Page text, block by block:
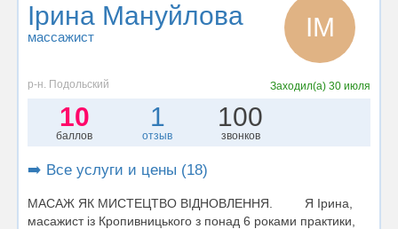
Ірина Мануйлова
массажист ІМ
р-н. Подольский Заходил(а) 30 июля
10
баллов
1
отзыв
100
звонков
➡️ Все услуги и цены (18)
МАСАЖ ЯК МИСТЕЦТВО ВІДНОВЛЕННЯ. Я Ірина,
масажист із Кропивницького з понад 6 роками практики,